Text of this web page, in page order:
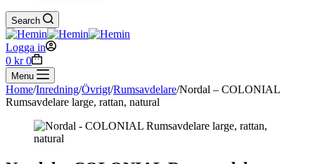
Search
Logga in
0 kr 0
Menu
Home/Inredning/Övrigt/Rumsavdelare/Nordal – COLONIAL
Rumsavdelare large, rattan, natural